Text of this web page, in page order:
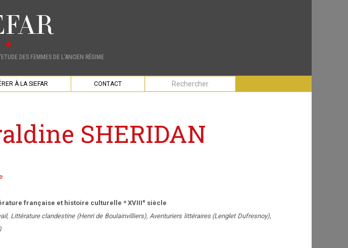
DES FEMMES DE L'ANCIEN RÉGIME
À LA SIEFAR CONTACT
SHERIDAN
française et histoire culturelle * XVIIIe siècle
Littérature clandestine (Henri de Boulainvilliers), Aventuriers littéraires (Lenglet Dufresnoy),